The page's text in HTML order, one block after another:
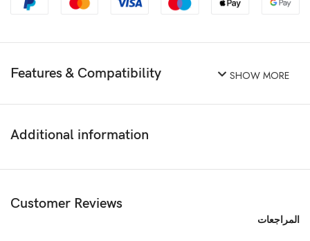
Features & Compatibility SHOW MORE
Additional information
Customer Reviews
المراجعات